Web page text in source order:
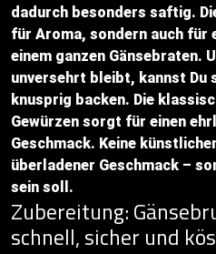
dadurch besonders saftig.
für Aroma, sondern auch für
einem ganzen Gänsebraten.
unversehrt bleibt, kannst Du
knusprig backen. Die
Gewürzen sorgt für einen
Geschmack. Keine
überladener Geschmack –
sein soll.
Zubereitung:
schnell, sicher und